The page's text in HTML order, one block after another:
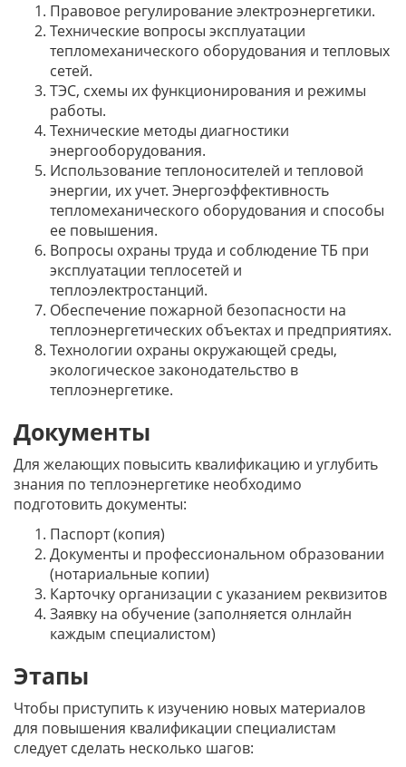
Правовое регулирование электроэнергетики.
Технические вопросы эксплуатации
тепломеханического оборудования и тепловых
сетей.
ТЭС, схемы их функционирования и режимы
работы.
Технические методы диагностики
энергооборудования.
Использование теплоносителей и тепловой
энергии, их учет. Энергоэффективность
тепломеханического оборудования и способы
ее повышения.
Вопросы охраны труда и соблюдение ТБ при
эксплуатации теплосетей и
теплоэлектростанций.
Обеспечение пожарной безопасности на
теплоэнергетических объектах и предприятиях.
Технологии охраны окружающей среды,
экологическое законодательство в
теплоэнергетике.
Документы
Для желающих повысить квалификацию и углубить
знания по теплоэнергетике необходимо
подготовить документы:
Паспорт (копия)
Документы и профессиональном образовании
(нотариальные копии)
Карточку организации с указанием реквизитов
Заявку на обучение (заполняется олнлайн
каждым специалистом)
Этапы
Чтобы приступить к изучению новых материалов
для повышения квалификации специалистам
следует сделать несколько шагов: